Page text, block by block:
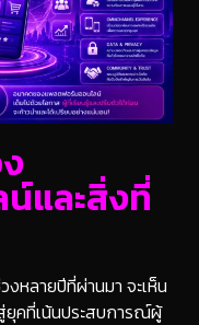
และสิ่งที่
หลายปีที่ผ่านมา จะเห็น
ยุคที่เน้นประสบการณ์ผู้